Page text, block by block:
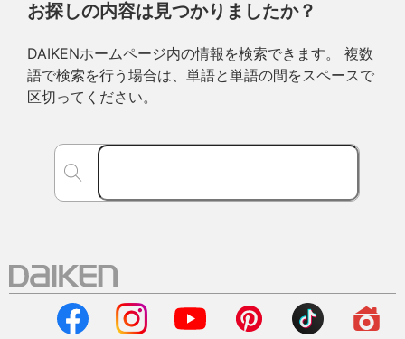
お探しの内容は見つかりましたか？
DAIKENホームページ内の情報を検索できます。 複数
語で検索を行う場合は、単語と単語の間をスペースで
区切ってください。